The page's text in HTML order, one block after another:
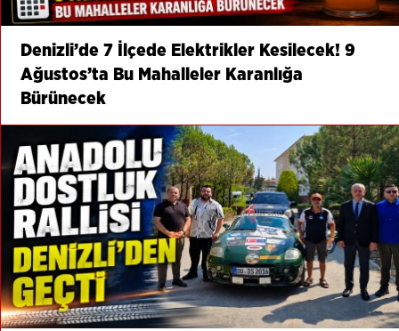
Denizli’de 7 İlçede Elektrikler Kesilecek! 9
Ağustos’ta Bu Mahalleler Karanlığa
Bürünecek